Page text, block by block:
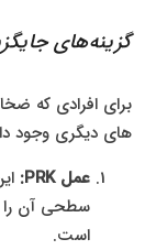
گزینه‌های
برای افرادی که
های دیگری وجود
عمل PRK:
سطحی آن را
است.